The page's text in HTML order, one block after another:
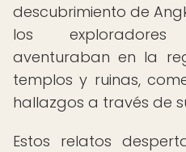
descubrimiento de
los
aventuraban en la
templos y ruinas,
hallazgos a través de
Estos relatos